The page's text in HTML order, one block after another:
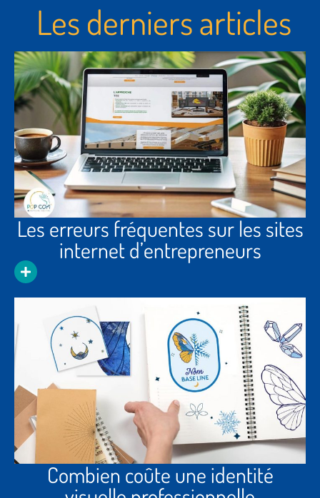
Les derniers articles
Les erreurs fréquentes sur les sites
internet d’entrepreneurs
Combien coûte une identité